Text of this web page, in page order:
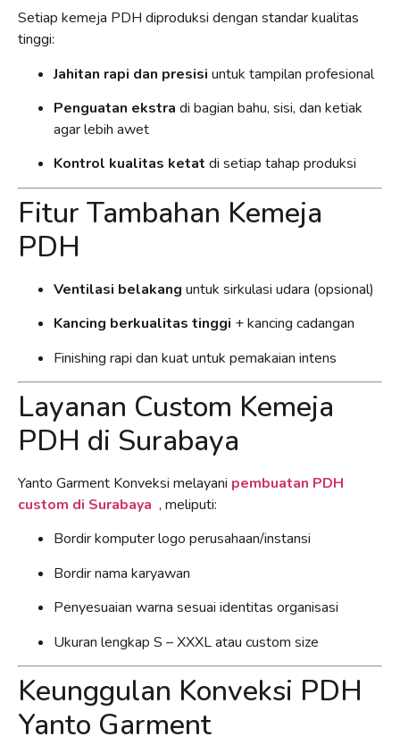
Setiap kemeja PDH diproduksi dengan standar kualitas
tinggi:
Jahitan rapi dan presisi untuk tampilan profesional
Penguatan ekstra di bagian bahu, sisi, dan ketiak
agar lebih awet
Kontrol kualitas ketat di setiap tahap produksi
Fitur Tambahan Kemeja
PDH
Ventilasi belakang untuk sirkulasi udara (opsional)
Kancing berkualitas tinggi + kancing cadangan
Finishing rapi dan kuat untuk pemakaian intens
Layanan Custom Kemeja
PDH di Surabaya
Yanto Garment Konveksi melayani pembuatan PDH
custom di Surabaya , meliputi:
Bordir komputer logo perusahaan/instansi
Bordir nama karyawan
Penyesuaian warna sesuai identitas organisasi
Ukuran lengkap S – XXXL atau custom size
Keunggulan Konveksi PDH
Yanto Garment